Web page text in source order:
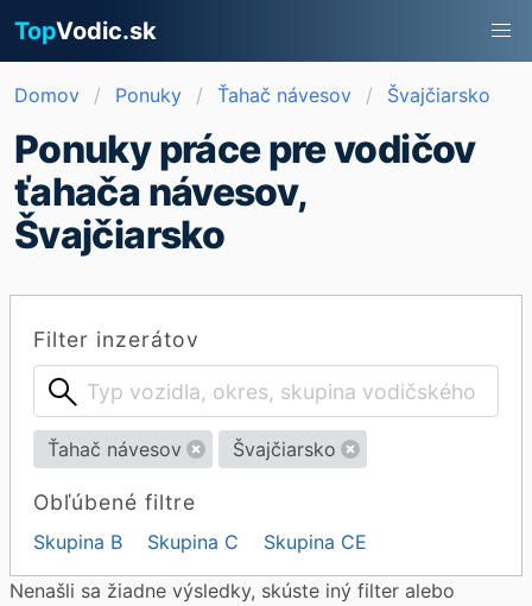
TopVodic.sk
Domov Ponuky Ťahač návesov Švajčiarsko
Ponuky práce pre vodičov
ťahača návesov,
Švajčiarsko
Filter inzerátov
Ťahač návesov Švajčiarsko
Obľúbené filtre
Skupina B Skupina C Skupina CE
Nenašli sa žiadne výsledky, skúste iný filter alebo